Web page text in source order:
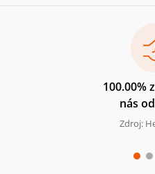
100.00%
nás
Zdroj: